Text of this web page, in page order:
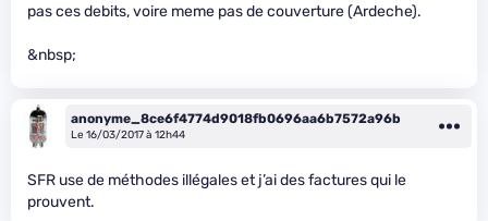
pas ces debits, voire meme pas de couverture (Ardeche).
&nbsp;
anonyme_8ce6f4774d9018fb0696aa6b7572a96b
Le 16/03/2017 à 12h44
SFR use de méthodes illégales et j’ai des factures qui le
prouvent.